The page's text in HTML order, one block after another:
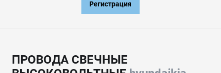
Регистрация
ПРОВОДА СВЕЧНЫЕ